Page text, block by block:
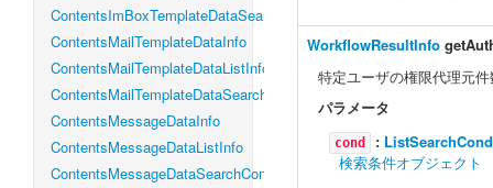
ContentsImBoxTemplateDataSearchConditionInfo
ContentsMailTemplateDataInfo
ContentsMailTemplateDataListInfo
ContentsMailTemplateDataSearchConditionInfo
ContentsMessageDataInfo
ContentsMessageDataListInfo
ContentsMessageDataSearchConditionInfo
WorkflowResultInfo
特定ユーザの権限代理元
パラメータ
cond :
検索条件オブジェクト